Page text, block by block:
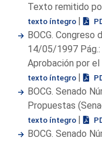
Texto remitido
texto íntegro |
BOCG. Congreso
14/05/1997 Pág.:
Aprobación por el
texto íntegro |
BOCG. Senado
Propuestas
texto íntegro |
BOCG. Senado